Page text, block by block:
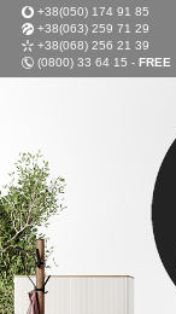
+38(050) 174 91 85
+38(063) 259 71 29
+38(068) 256 21 39
(0800) 33 64 15 - FREE